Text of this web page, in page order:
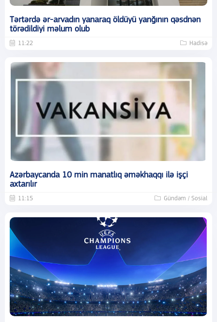
Tərtərdə ər-arvadın yanaraq öldüyü yanğının qəsdnən
törədildiyi məlum olub
11:22 Hadisə
Azərbaycanda 10 min manatlıq əməkhaqqı ilə işçi
axtarılır
11:15 Gündəm / Sosial